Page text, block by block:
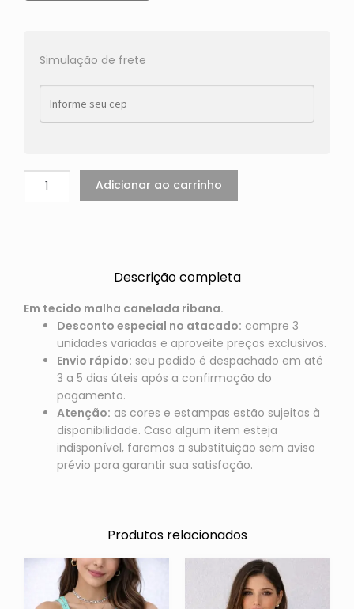
Simulação de frete
Adicionar ao carrinho
Descrição completa
Em tecido malha canelada ribana.
Desconto especial no atacado: compre 3
unidades variadas e aproveite preços exclusivos.
Envio rápido: seu pedido é despachado em até
3 a 5 dias úteis após a confirmação do
pagamento.
Atenção: as cores e estampas estão sujeitas à
disponibilidade. Caso algum item esteja
indisponível, faremos a substituição sem aviso
prévio para garantir sua satisfação.
Produtos relacionados